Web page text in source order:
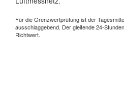
Für die Grenzwertprüfung ist der
ausschlaggebend. Der gleitende 24-
Richtwert.